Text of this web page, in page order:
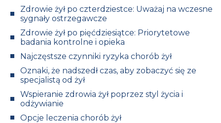
Zdrowie żył po czterdziestce: Uważaj na wczesne
sygnały ostrzegawcze
Zdrowie żył po pięćdziesiątce: Priorytetowe
badania kontrolne i opieka
Najczęstsze czynniki ryzyka chorób żył
Oznaki, że nadszedł czas, aby zobaczyć się ze
specjalistą od żył
Wspieranie zdrowia żył poprzez styl życia i
odżywianie
Opcje leczenia chorób żył